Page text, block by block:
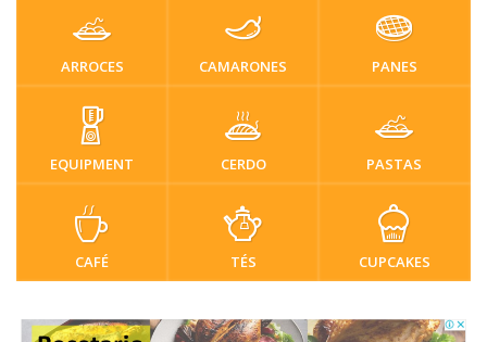
ARROCES CAMARONES PANES
EQUIPMENT CERDO PASTAS
CAFÉ TÉS CUPCAKES